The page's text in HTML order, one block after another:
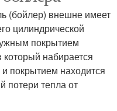
(бойлер) внешне имеет
цилиндрической
покрытием
который набирается
покрытием находится
потери тепла от